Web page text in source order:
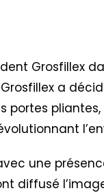
Grosfillex
a
portes
une
diffusé